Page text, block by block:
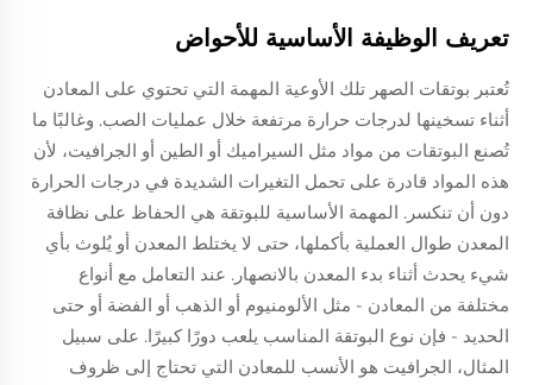
تعريف الوظيفة الأساسية للأحواض
تُعتبر بوتقات الصهر تلك الأوعية المهمة التي تحتوي على المعادن
أثناء تسخينها لدرجات حرارة مرتفعة خلال عمليات الصب. وغالبًا ما
تُصنع البوتقات من مواد مثل السيراميك أو الطين أو الجرافيت، لأن
هذه المواد قادرة على تحمل التغيرات الشديدة في درجات الحرارة
دون أن تنكسر. المهمة الأساسية للبوتقة هي الحفاظ على نظافة
المعدن طوال العملية بأكملها، حتى لا يختلط المعدن أو يُلوث بأي
شيء يحدث أثناء بدء المعدن بالانصهار. عند التعامل مع أنواع
مختلفة من المعادن - مثل الألومنيوم أو الذهب أو الفضة أو حتى
الحديد - فإن نوع البوتقة المناسب يلعب دورًا كبيرًا. على سبيل
المثال، الجرافيت هو الأنسب للمعادن التي تحتاج إلى ظروف